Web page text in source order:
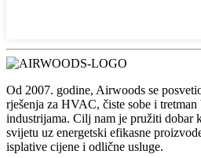
Od 2007. godine, Airwoods se
rješenja za HVAC, čiste sobe i
industrijama. Cilj nam je pružiti dobar
svijetu uz energetski efikasne
isplative cijene i odlične usluge.